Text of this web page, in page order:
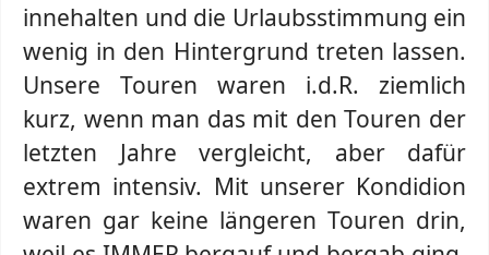
innehalten und die Urlaubsstimmung ein
wenig in den Hintergrund treten lassen.
Unsere Touren waren i.d.R. ziemlich
kurz, wenn man das mit den Touren der
letzten Jahre vergleicht, aber dafür
extrem intensiv. Mit unserer Kondidion
waren gar keine längeren Touren drin,